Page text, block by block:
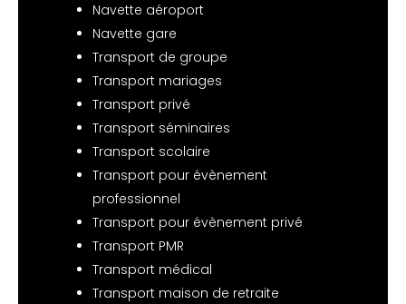
Navette aéroport
Navette gare
Transport de groupe
Transport mariages
Transport privé
Transport séminaires
Transport scolaire
Transport pour évènement
professionnel
Transport pour évènement privé
Transport PMR
Transport médical
Transport maison de retraite